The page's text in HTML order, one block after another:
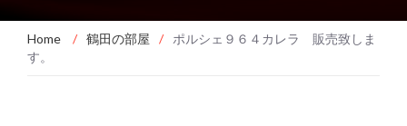
Home / 鶴田の部屋 /
ポルシェ９６４カレラ 販売致しま
す。